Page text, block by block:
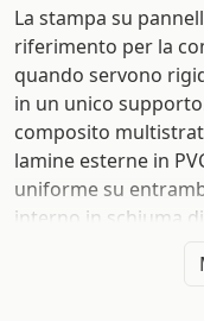
La stampa su
riferimento per la
quando servono
in un unico
composito
lamine esterne in
uniforme su
interno in schiuma
la sezione